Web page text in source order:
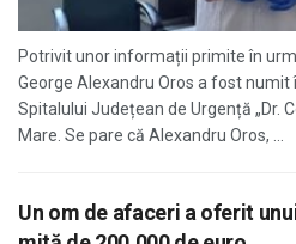
Potrivit unor informații primite în
George Alexandru Oros a fost numit
Spitalului Județean de Urgență „Dr.
Mare. Se pare că Alexandru Oros, ...
Un om de afaceri a oferit